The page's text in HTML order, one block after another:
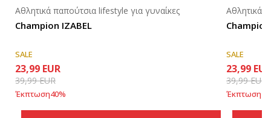
Champion IZABEL
Αθλητικά παπούτσια lifestyle για γυναίκες
SALE
23,99 EUR
39,99EUR
Έκπτωση40%
Αθλητικά
SALE
23,99 EUR
39,99EUR
Έκπτωση